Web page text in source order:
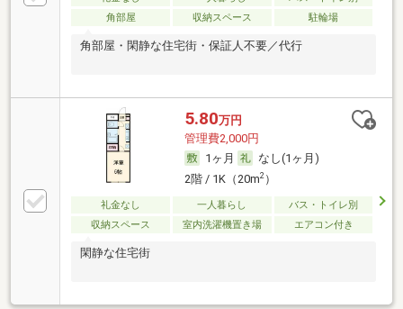
角部屋
収納スペース 駐輪場
角部屋・閑静な住宅街・保証人不要／代行
5.80万円
管理費2,000円
1ヶ月
なし(1ヶ月)
2階 / 1K（20m2）
礼金なし 一人暮らし
バス・トイレ別
収納スペース
室内洗濯機置き場 エアコン付き
閑静な住宅街